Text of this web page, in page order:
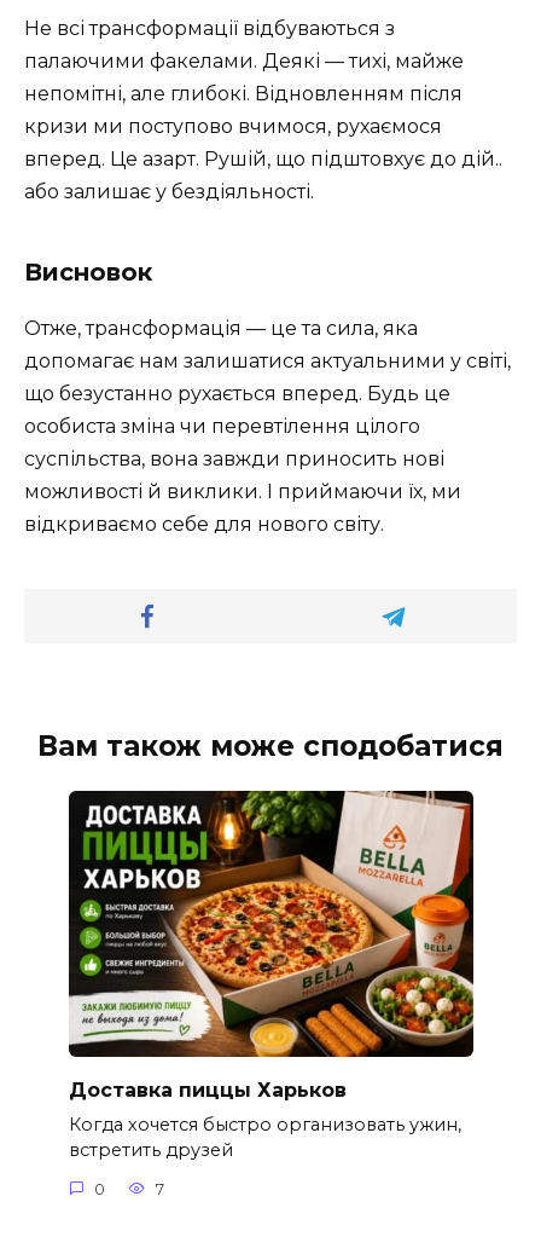
Не всі трансформації відбуваються з
палаючими факелами. Деякі — тихі, майже
непомітні, але глибокі. Відновленням після
кризи ми поступово вчимося, рухаємося
вперед. Це азарт. Рушій, що підштовхує до дій..
або залишає у бездіяльності.
Висновок
Отже, трансформація — це та сила, яка
допомагає нам залишатися актуальними у світі,
що безустанно рухається вперед. Будь це
особиста зміна чи перевтілення цілого
суспільства, вона завжди приносить нові
можливості й виклики. І приймаючи їх, ми
відкриваємо себе для нового світу.
Вам також може сподобатися
Доставка пиццы Харьков
Когда хочется быстро организовать ужин,
встретить друзей
0 7